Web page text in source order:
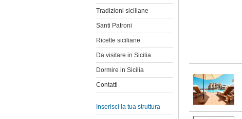
Tradizioni siciliane
Santi Patroni
Ricette siciliane
Da visitare in Sicilia
Dormire in Sicilia
Contatti
Inserisci la tua struttura